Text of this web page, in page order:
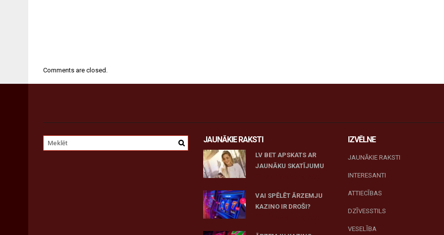
Comments are closed.
JAUNĀKIE RAKSTI
LV BET APSKATS AR
JAUNĀKU SKATĪJUMU
VAI SPĒLĒT ĀRZEMJU
KAZINO IR DROŠI?
IZVĒLNE
JAUNĀKIE RAKSTI
INTERESANTI
ATTIECĪBAS
DZĪVESSTILS
VESELĪBA